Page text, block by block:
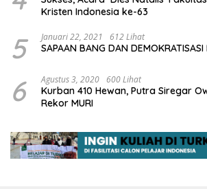
Kristen Indonesia ke-63
5 Januari 22, 2021 612 Lihat
SAPAAN BANG DAN DEMOKRATISASI
6 Agustus 3, 2020 600 Lihat
Kurban 410 Hewan, Putra Siregar
Rekor MURI